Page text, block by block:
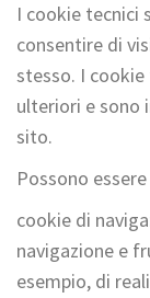
I cookie tecnici
consentire di
stesso. I
ulteriori e sono
sito.
Possono
cookie di
navigazione e
esempio, di